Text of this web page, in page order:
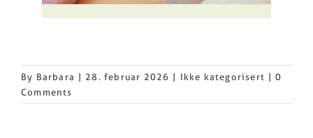
By Barbara | 28. februar 2026 | Ikke kategorisert | 0
Comments